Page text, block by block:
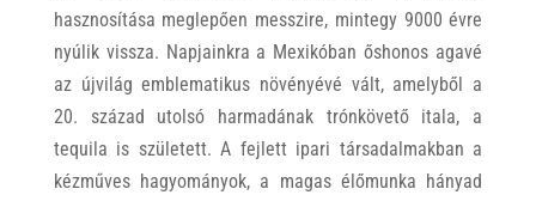
hasznosítása meglepően messzire, mintegy 9000 évre
nyúlik vissza. Napjainkra a Mexikóban őshonos agavé
az újvilág emblematikus növényévé vált, amelyből a
20. század utolsó harmadának trónkövető itala, a
tequila is született. A fejlett ipari társadalmakban a
kézműves hagyományok, a magas élőmunka hányad